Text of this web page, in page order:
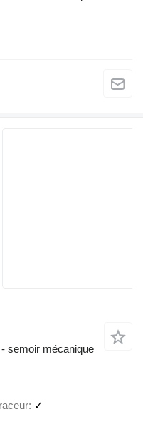
semoir mécanique
✓